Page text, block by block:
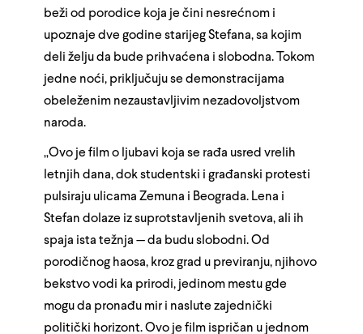
beži od porodice koja je čini nesrećnom i
upoznaje dve godine starijeg Stefana, sa kojim
deli želju da bude prihvaćena i slobodna. Tokom
jedne noći, priključuju se demonstracijama
obeleženim nezaustavljivim nezadovoljstvom
naroda.
„Ovo je film o ljubavi koja se rađa usred vrelih
letnjih dana, dok studentski i građanski protesti
pulsiraju ulicama Zemuna i Beograda. Lena i
Stefan dolaze iz suprotstavljenih svetova, ali ih
spaja ista težnja — da budu slobodni. Od
porodičnog haosa, kroz grad u previranju, njihovo
bekstvo vodi ka prirodi, jedinom mestu gde
mogu da pronađu mir i naslute zajednički
politički horizont. Ovo je film ispričan u jednom